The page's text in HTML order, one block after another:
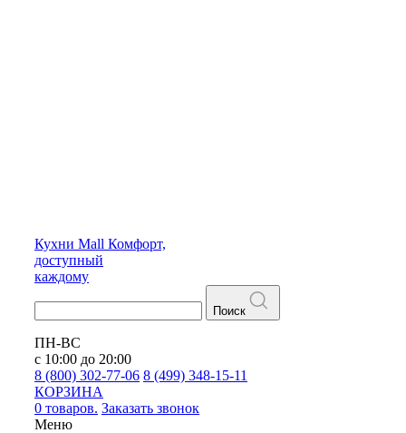
Кухни Mall Комфорт,
доступный
каждому
Поиск
ПН-ВС
с 10:00 до 20:00
8 (800) 302-77-06 8 (499) 348-15-11
КОРЗИНА
0 товаров. Заказать звонок
Меню